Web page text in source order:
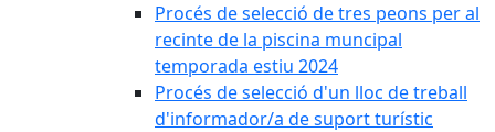
Procés de selecció de tres peons per al
recinte de la piscina muncipal
temporada estiu 2024
Procés de selecció d'un lloc de treball
d'informador/a de suport turístic